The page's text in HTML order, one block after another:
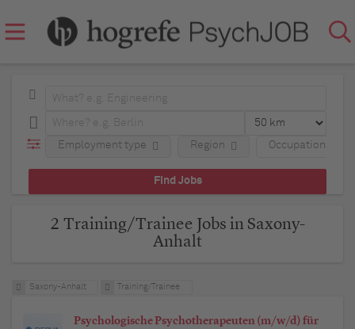
Occupational
Employment type Region
2 Training/Trainee Jobs in Saxony-
Anhalt
Saxony-Anhalt Training/Trainee
Psychologische Psychotherapeuten (m/w/d) für